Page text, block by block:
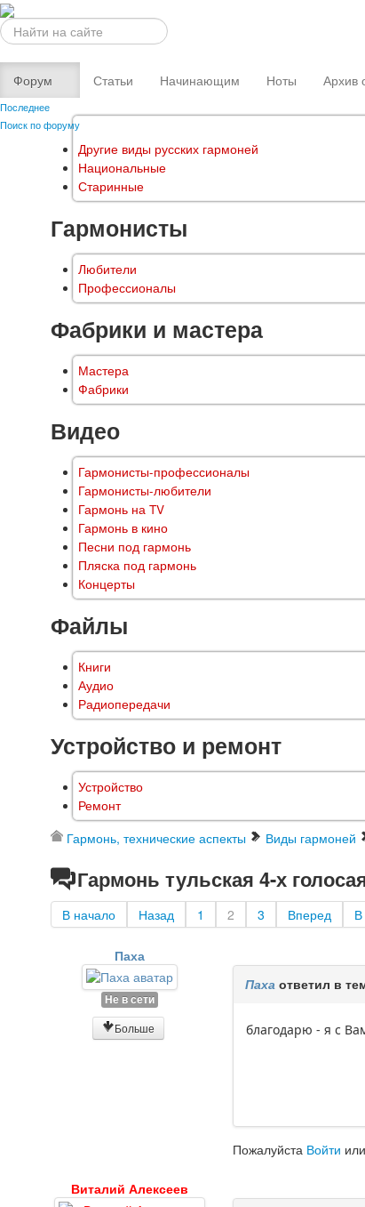
Искать...
Форум
Последнее
Поиск по форуму
Статьи Начинающим Ноты Архив
Другие виды русских гармоней
Национальные
Старинные
Гармонисты
Любители
Профессионалы
Фабрики и мастера
Мастера
Фабрики
Видео
Гармонисты-профессионалы
Гармонисты-любители
Гармонь на TV
Гармонь в кино
Песни под гармонь
Пляска под гармонь
Концерты
Файлы
Книги
Аудио
Радиопередачи
Устройство и ремонт
Устройство
Ремонт
Гармонь, технические аспекты Виды гармоней
Гармонь тульская 4-х
В начало Назад 1 2 3 Вперед В
Паха
Не в сети
Больше
Паха ответил в
благодарю - я с
Пожалуйста Войти или
Виталий Алексеев